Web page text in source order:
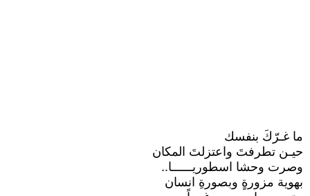
ما غـرّكَ بنفسك
حيـن تطرفتَ واعتزلتَ المكان
وصرت وحشا اسطوريــــــا..
بهوية مزورةٍ وبصورةِ انسان